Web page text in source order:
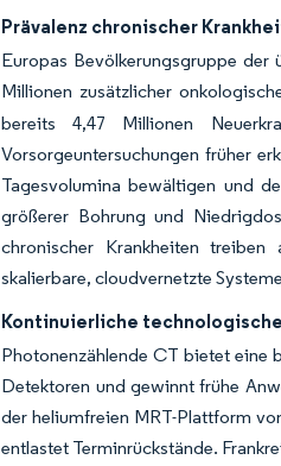
Prävalenz chronischer
Europas Bevölkerungsgruppe
Millionen zusätzlicher
bereits 4,47 Millionen
Vorsorgeuntersuchungen früher
Tagesvolumina bewältigen und
größerer Bohrung und
chronischer Krankheiten
skalierbare, cloudvernetzte
Kontinuierliche
Photonenzählende CT bietet eine
Detektoren und gewinnt frühe
der heliumfreien MRT-Plattform
entlastet Terminrückstände.